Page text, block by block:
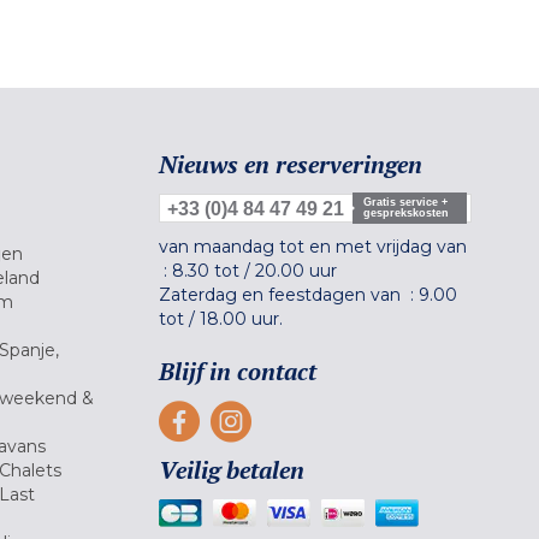
&
Nieuws en reserveringen
+33 (0)4 84 47 49 21
Gratis service +
gesprekskosten
van maandag tot en met vrijdag van
: 8.30 tot / 20.00 uur
Zaterdag en feestdagen van : 9.00
tot / 18.00 uur.
Blijf in contact
Veilig betalen